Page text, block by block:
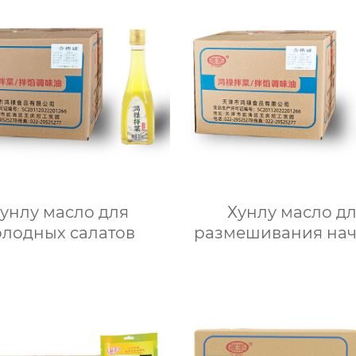
масло для
салатов
Хунлу масло
размешивания